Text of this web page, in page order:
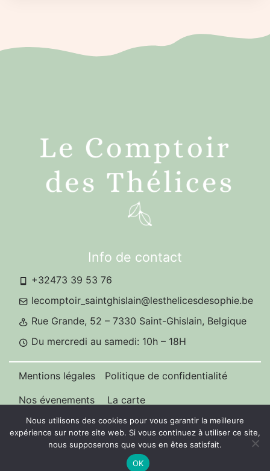
Info de contact
+32473 39 53 76
lecomptoir_saintghislain@lesthelicesdesophie.be
Rue Grande, 52 – 7330 Saint-Ghislain, Belgique
Du mercredi au samedi: 10h – 18H
Mentions légales
Politique de confidentialité
Nos évenements
La carte
Nous utilisons des cookies pour vous garantir la meilleure
expérience sur notre site web. Si vous continuez à utiliser ce site,
nous supposerons que vous en êtes satisfait.
OK